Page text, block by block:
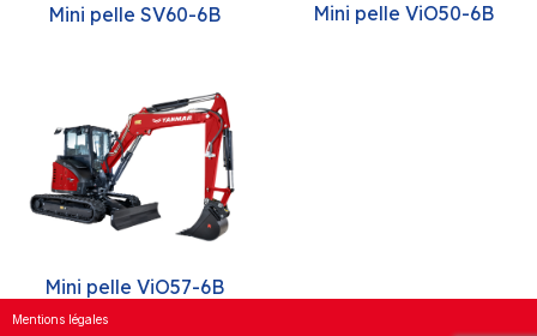
Mini pelle SV60-6B Mini pelle ViO50-6B
Mini pelle ViO57-6B
Mentions légales